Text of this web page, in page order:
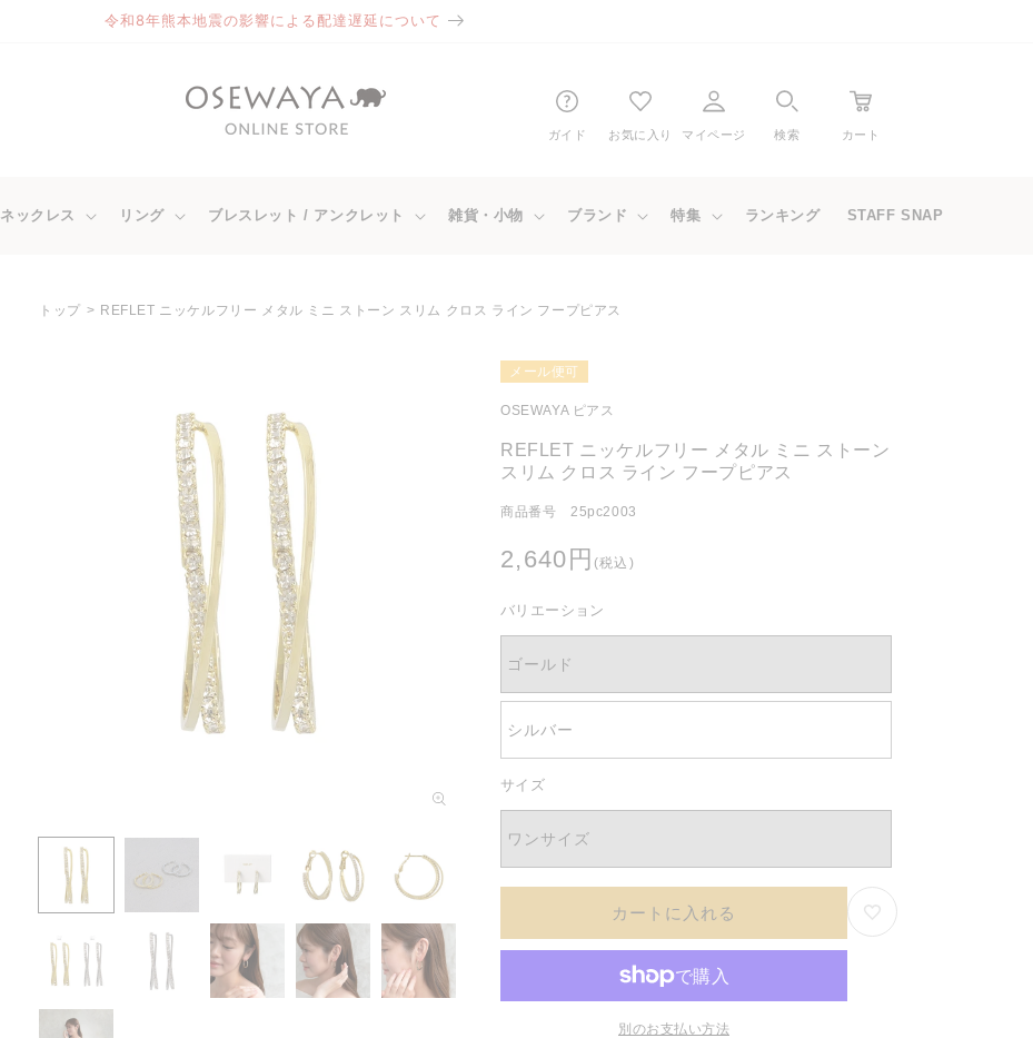
令和8年熊本地震の影響による配達遅延について
ガイド お気に入り マイページ 検索 カート
ネックレス リング ブレスレット / アンクレット 雑貨・小物 ブランド 特集 ランキング STAFF SNAP
トップ REFLET ニッケルフリー メタル ミニ ストーン スリム クロス ライン フープピアス
デ
開
メール便可
OSEWAYA ピアス
REFLET ニッケルフリー メタル ミニ ストーン
スリム クロス ライン フープピアス
商品番号 25pc2003
通
価
2,640円 (税込)
バリエーション
ゴールド
シルバー
サイズ
ワンサイズ
カートに入れる
別のお支払い方法